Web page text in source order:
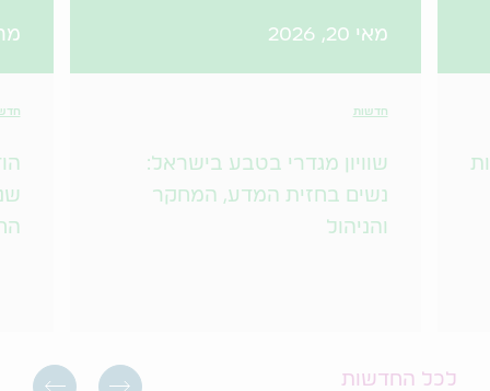
מאי 20, 2026
חדשות
שוויון מגדרי בטבע בישראל:
נשים בחזית המדע, המחקר
והניהול
מרץ
לכל החדשות